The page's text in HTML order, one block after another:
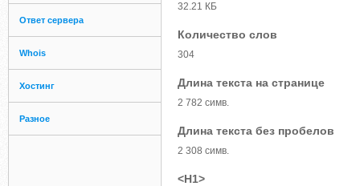
Ответ сервера
Whois
Хостинг
Разное
32.21 КБ
Количество слов
304
Длина текста на странице
2 782 симв.
Длина текста без пробелов
2 308 симв.
<H1>